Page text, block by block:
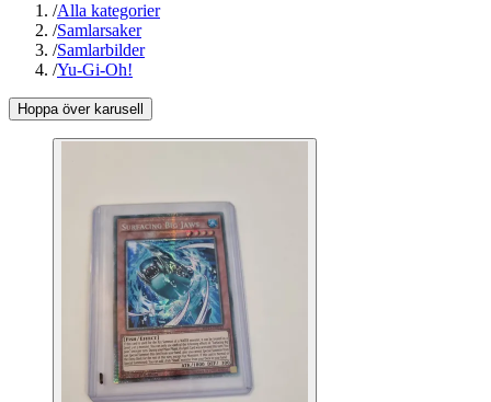
/Alla kategorier
/Samlarsaker
/Samlarbilder
/Yu-Gi-Oh!
Hoppa över karusell